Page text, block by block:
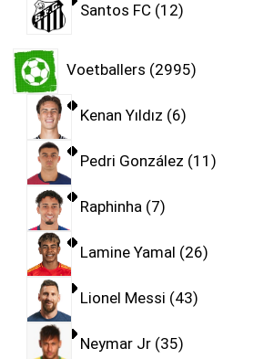
Santos FC 12
Voetballers 2995
Kenan Yıldız 6
Pedri González 11
Raphinha 7
Lamine Yamal 26
Lionel Messi 43
Neymar Jr 35